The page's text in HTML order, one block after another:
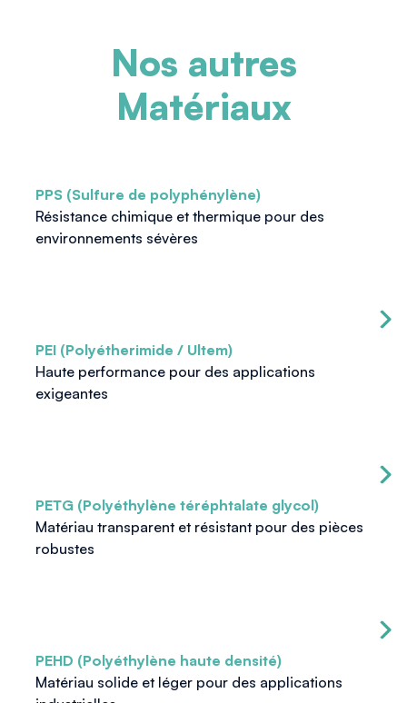
Nos autres
Matériaux
PPS (Sulfure de polyphénylène)
Résistance chimique et thermique pour des
environnements sévères
PEI (Polyétherimide / Ultem)
Haute performance pour des applications
exigeantes
PETG (Polyéthylène téréphtalate glycol)
Matériau transparent et résistant pour des pièces
robustes
PEHD (Polyéthylène haute densité)
Matériau solide et léger pour des applications